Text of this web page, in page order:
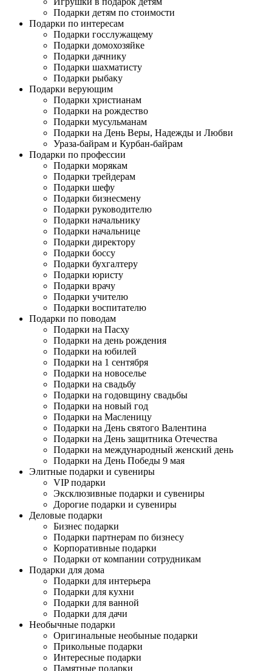
Подарки детям по стоимости
Подарки по интересам
Подарки госслужащему
Подарки домохозяйке
Подарки дачнику
Подарки шахматисту
Подарки рыбаку
Подарки верующим
Подарки христианам
Подарки на рождество
Подарки мусульманам
Подарки на День Веры, Надежды и Любви
Ураза-байрам и Курбан-байрам
Подарки по профессии
Подарки морякам
Подарки трейдерам
Подарки шефу
Подарки бизнесмену
Подарки руководителю
Подарки начальнику
Подарки начальнице
Подарки директору
Подарки боссу
Подарки бухгалтеру
Подарки юристу
Подарки врачу
Подарки учителю
Подарки воспитателю
Подарки по поводам
Подарки на Пасху
Подарки на день рождения
Подарки на юбилей
Подарки на 1 сентября
Подарки на новоселье
Подарки на свадьбу
Подарки на годовщину свадьбы
Подарки на новый год
Подарки на Масленицу
Подарки на День святого Валентина
Подарки на День защитника Отечества
Подарки на международный женский день
Подарки на День Победы 9 мая
Элитные подарки и сувениры
VIP подарки
Эксклюзивные подарки и сувениры
Дорогие подарки и сувениры
Деловые подарки
Бизнес подарки
Подарки партнерам по бизнесу
Корпоративные подарки
Подарки от компании сотрудникам
Подарки для дома
Подарки для интерьера
Подарки для кухни
Подарки для ванной
Подарки для дачи
Необычные подарки
Оригинальные необыные подарки
Прикольные подарки
Интересные подарки
Памятные подарки